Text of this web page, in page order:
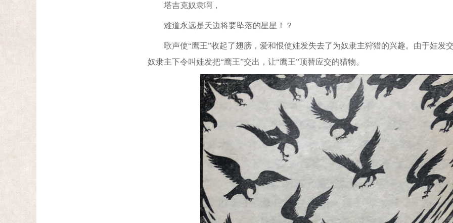
塔吉克奴隶啊，
难道永远是天边将要坠落的星星！？
歌声使“鹰王”收起了翅膀，爱和恨使娃发失去了为奴隶主狩猎的兴趣。由于娃发
奴隶主下令叫娃发把“鹰王”交出，让“鹰王”顶替应交的猎物。